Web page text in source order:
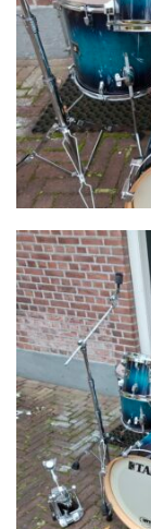
PERCUSSIE
ACCESSOIRES
ONLINE SALE
DRUMSCHOOL
CONTACT